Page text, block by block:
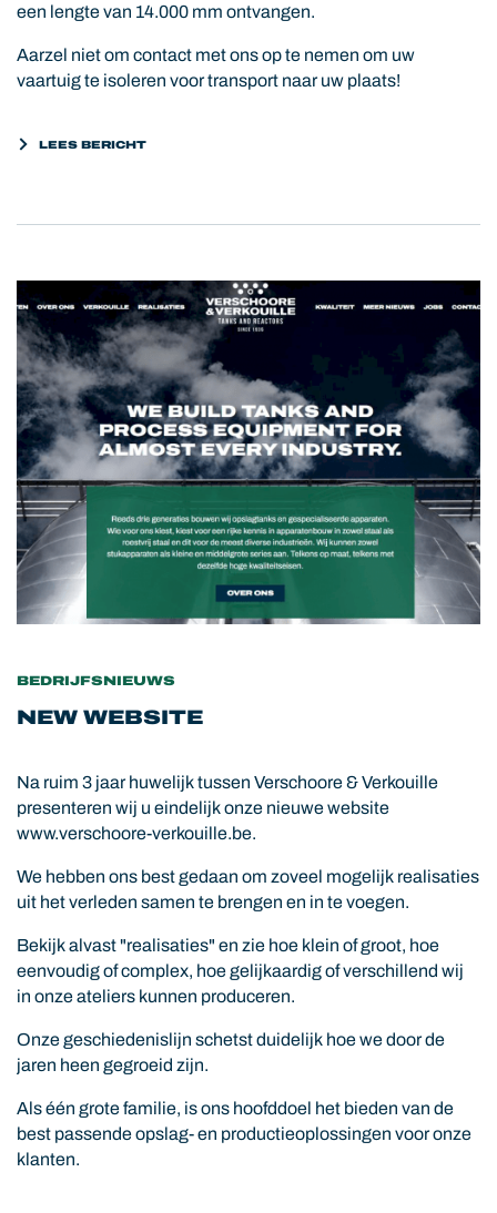
een lengte van 14.000 mm ontvangen.
Aarzel niet om contact met ons op te nemen om uw
vaartuig te isoleren voor transport naar uw plaats!
LEES BERICHT
BEDRIJFSNIEUWS
NEW WEBSITE
Na ruim 3 jaar huwelijk tussen Verschoore & Verkouille
presenteren wij u eindelijk onze nieuwe website
www.verschoore-verkouille.be.
We hebben ons best gedaan om zoveel mogelijk realisaties
uit het verleden samen te brengen en in te voegen.
Bekijk alvast "realisaties" en zie hoe klein of groot, hoe
eenvoudig of complex, hoe gelijkaardig of verschillend wij
in onze ateliers kunnen produceren.
Onze geschiedenislijn schetst duidelijk hoe we door de
jaren heen gegroeid zijn.
Als één grote familie, is ons hoofddoel het bieden van de
best passende opslag- en productieoplossingen voor onze
klanten.